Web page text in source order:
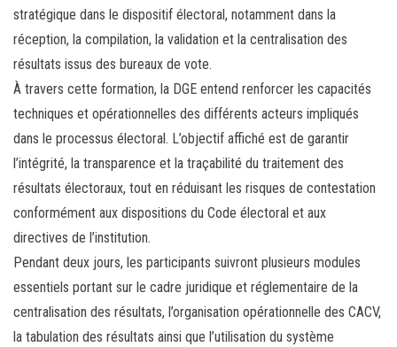
stratégique dans le dispositif électoral, notamment dans la
réception, la compilation, la validation et la centralisation des
résultats issus des bureaux de vote.
À travers cette formation, la DGE entend renforcer les capacités
techniques et opérationnelles des différents acteurs impliqués
dans le processus électoral. L’objectif affiché est de garantir
l’intégrité, la transparence et la traçabilité du traitement des
résultats électoraux, tout en réduisant les risques de contestation
conformément aux dispositions du Code électoral et aux
directives de l’institution.
Pendant deux jours, les participants suivront plusieurs modules
essentiels portant sur le cadre juridique et réglementaire de la
centralisation des résultats, l’organisation opérationnelle des CACV,
la tabulation des résultats ainsi que l’utilisation du système